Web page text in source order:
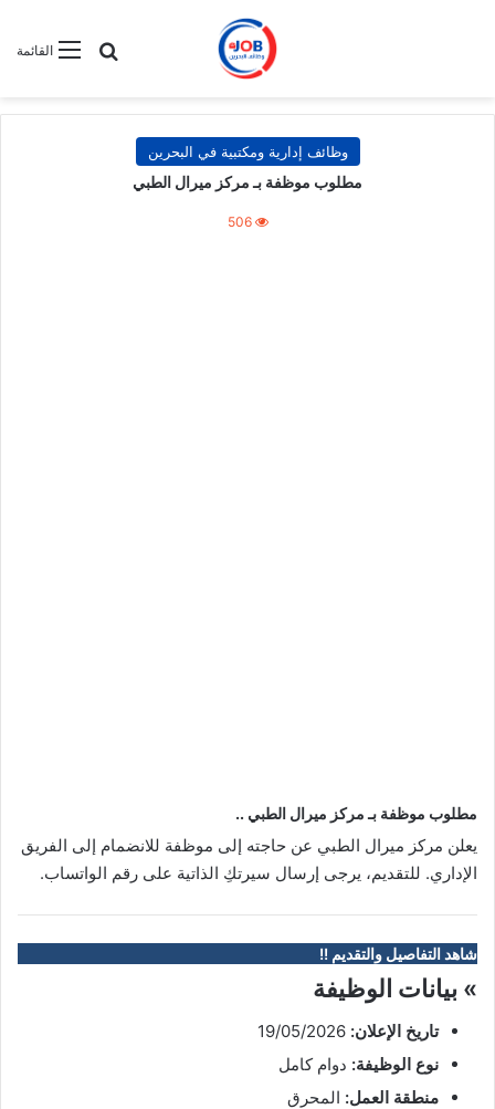
القائمةبحث عن
وظائف إدارية ومكتبية في البحرين
مطلوب موظفة بـ مركز ميرال الطبي
506
مطلوب موظفة بـ مركز ميرال الطبي ..
يعلن مركز ميرال الطبي عن حاجته إلى موظفة للانضمام إلى الفريق
الإداري. للتقديم، يرجى إرسال سيرتكِ الذاتية على رقم الواتساب.
شاهد التفاصيل والتقديم !!
» بيانات الوظيفة
تاريخ الإعلان:
نوع الوظيفة: دوام كامل
منطقة العمل: المحرق